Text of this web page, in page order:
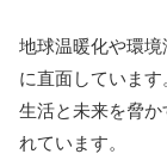
地球温暖化や環
に直面しています
生活と未来を脅
れています。